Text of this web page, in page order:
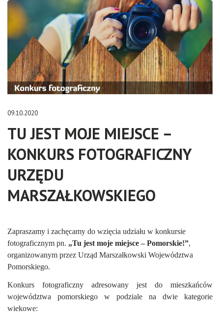
09.10.2020
TU JEST MOJE MIEJSCE –
KONKURS FOTOGRAFICZNY
URZĘDU
MARSZAŁKOWSKIEGO
Zapraszamy i zachęcamy do wzięcia udziału w konkursie
fotograficznym pn. „Tu jest moje miejsce – Pomorskie!”,
organizowanym przez Urząd Marszałkowski Województwa
Pomorskiego.
Konkurs fotograficzny adresowany jest do mieszkańców
województwa pomorskiego w podziale na dwie kategorie
wiekowe: